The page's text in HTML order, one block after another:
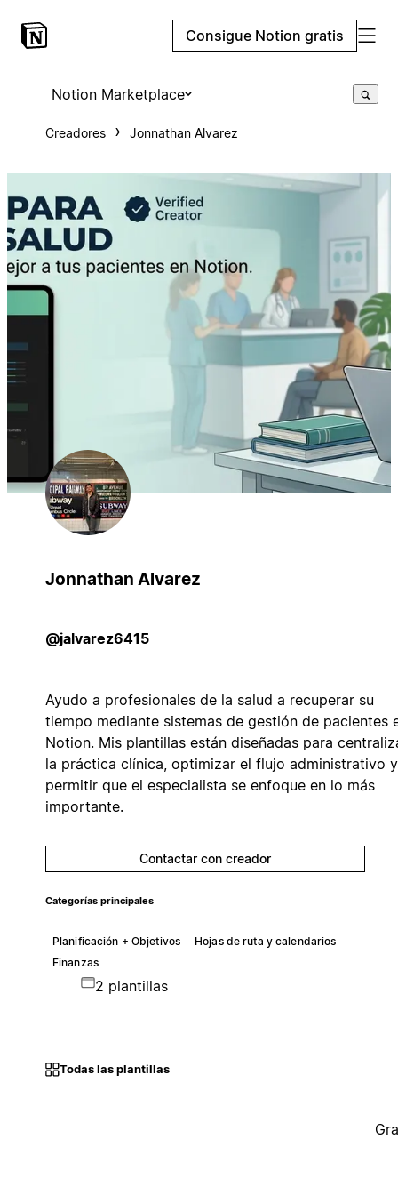
Consigue Notion gratis
Notion Marketplace
Creadores Jonnathan Alvarez
Jonnathan Alvarez
@jalvarez6415
Ayudo a profesionales de la salud a recuperar su
tiempo mediante sistemas de gestión de pacientes
Notion. Mis plantillas están diseñadas para
la práctica clínica, optimizar el flujo administrativo y
permitir que el especialista se enfoque en lo más
importante.
Contactar con creador
Categorías principales
Planificación + Objetivos
Hojas de ruta y calendarios
Finanzas
2 plantillas
Todas las plantillas